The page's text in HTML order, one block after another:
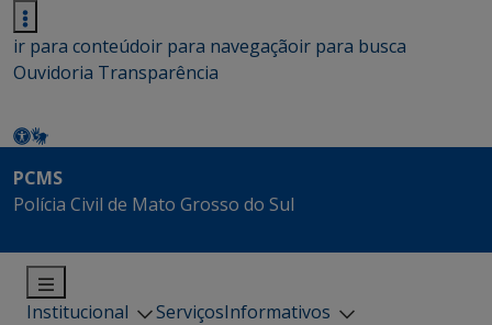
ir para conteúdoir para navegaçãoir para busca
Ouvidoria Transparência
PCMS
Polícia Civil de Mato Grosso do Sul
Institucional ServiçosInformativos